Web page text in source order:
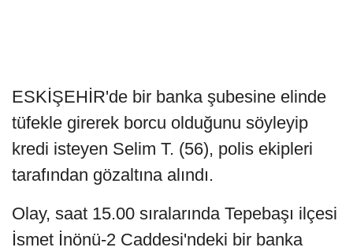
ESKİŞEHİR'de bir banka şubesine elinde
tüfekle girerek borcu olduğunu söyleyip
kredi isteyen Selim T. (56), polis ekipleri
tarafından gözaltına alındı.
Olay, saat 15.00 sıralarında Tepebaşı ilçesi
İsmet İnönü-2 Caddesi'ndeki bir banka